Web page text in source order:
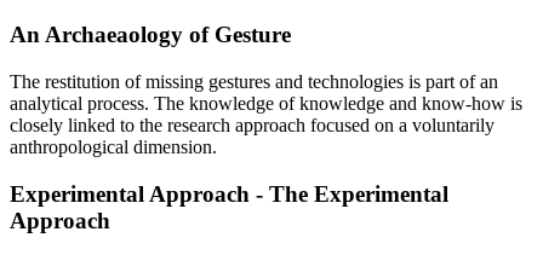
An Archaeaology of Gesture
The restitution of missing gestures and technologies is part of an
analytical process. The knowledge of knowledge and know-how is
closely linked to the research approach focused on a voluntarily
anthropological dimension.
Experimental Approach - The Experimental
Approach